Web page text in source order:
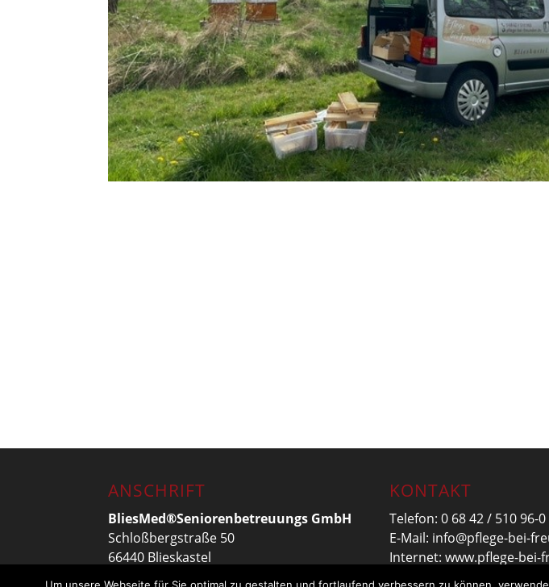
ANSCHRIFT
BliesMed®Seniorenbetreuungs GmbH
Schloßbergstraße 50
66440 Blieskastel
KONTAKT
Telefon:0 68 42 / 510 96-0
E-Mail: info@pflege-bei-
Internet:www.pflege-bei-